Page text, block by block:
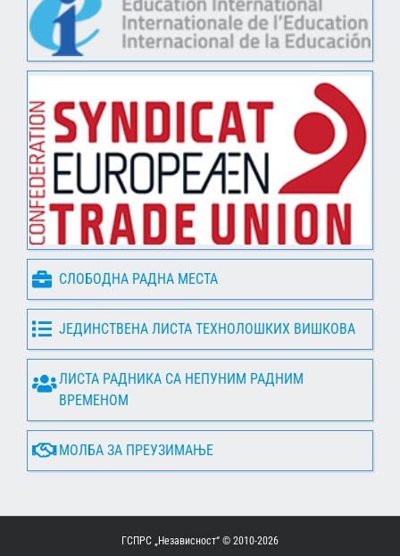
СЛОБОДНА РАДНА МЕСТА
ЈЕДИНСТВЕНА ЛИСТА ТЕХНОЛОШКИХ ВИШКОВА
ЛИСТА РАДНИКА СА НЕПУНИМ РАДНИМ
ВРЕМЕНОМ
МОЛБА ЗА ПРЕУЗИМАЊЕ
ГСПРС „Независност“ © 2010-2026